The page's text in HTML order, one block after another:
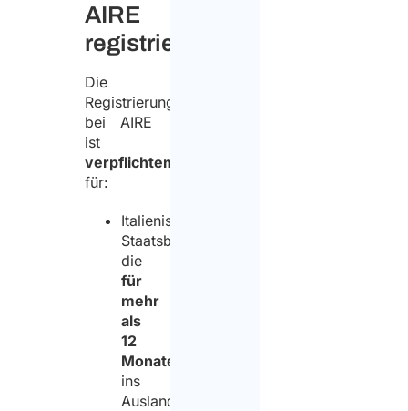
AIRE
registrieren?
Die
Registrierung
bei AIRE
ist
verpflichtend
für:
Italienische
Staatsbürger,
die
für
mehr
als
12
Monate
ins
Ausland